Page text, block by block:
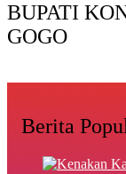
BUPATI
GOGO
Berita